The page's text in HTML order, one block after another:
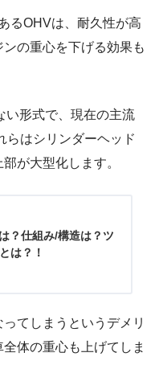
るOHVは、耐久性が高
の重心を下げる効果も
い形式で、現在の主流
らはシリンダーヘッド
が大型化します。
？仕組み/構造は？ツ
は？！
てしまうというデメリ
体の重心も上げてしま